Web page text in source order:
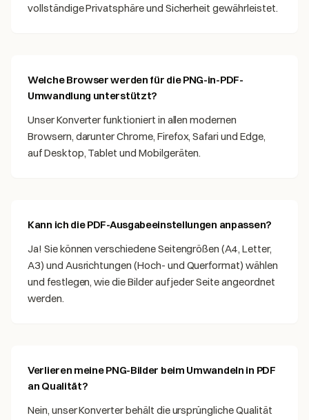
vollständige Privatsphäre und Sicherheit gewährleistet.
Welche Browser werden für die PNG-in-PDF-
Umwandlung unterstützt?
Unser Konverter funktioniert in allen modernen
Browsern, darunter Chrome, Firefox, Safari und Edge,
auf Desktop, Tablet und Mobilgeräten.
Kann ich die PDF-Ausgabeeinstellungen anpassen?
Ja! Sie können verschiedene Seitengrößen (A4, Letter,
A3) und Ausrichtungen (Hoch- und Querformat) wählen
und festlegen, wie die Bilder auf jeder Seite angeordnet
werden.
Verlieren meine PNG-Bilder beim Umwandeln in PDF
an Qualität?
Nein, unser Konverter behält die ursprüngliche Qualität